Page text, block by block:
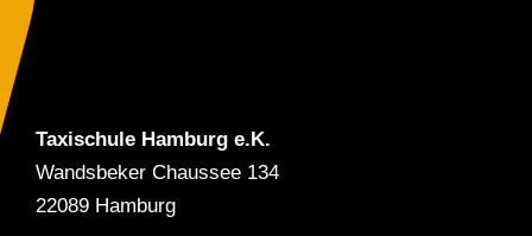
Taxischule Hamburg e.K.
Wandsbeker Chaussee 134
22089 Hamburg